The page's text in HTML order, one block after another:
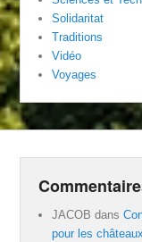
Solidaritat
Traditions
Vidéo
Voyages
JACOB dans
pour les